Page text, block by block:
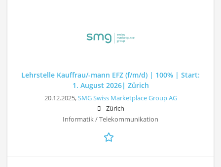
Lehrstelle Kauffrau/-mann EFZ (f/m/d) | 100% | Start:
1. August 2026| Zürich
20.12.2025,SMG Swiss Marketplace Group AG
Zürich
Informatik / Telekommunikation